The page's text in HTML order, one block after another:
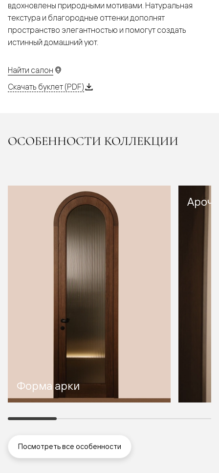
вдохновлены природными мотивами. Натуральная
текстура и благородные оттенки дополнят
пространство элегантностью и помогут создать
истинный домашний уют.
Найти салон
Скачать буклет (PDF)
ОСОБЕННОСТИ КОЛЛЕКЦИИ
Форма арки
Посмотреть все особенности